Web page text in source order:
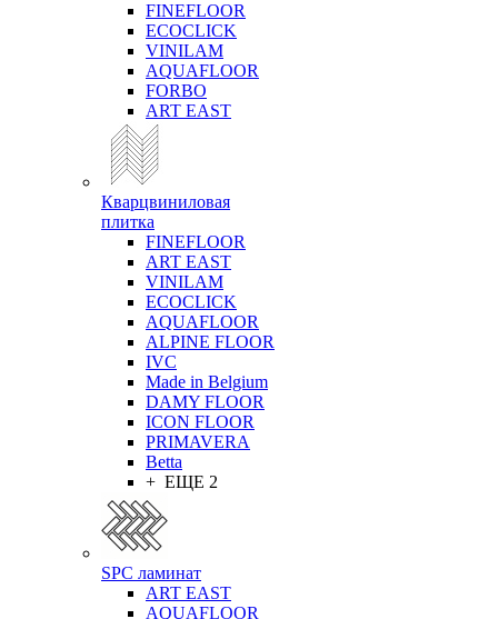
FINEFLOOR
ECOCLICK
VINILAM
AQUAFLOOR
FORBO
ART EAST
Кварцвиниловая
плитка
FINEFLOOR
ART EAST
VINILAM
ECOCLICK
AQUAFLOOR
ALPINE FLOOR
IVC
Made in Belgium
DAMY FLOOR
ICON FLOOR
PRIMAVERA
Betta
+ ЕЩЕ 2
SPC ламинат
ART EAST
AQUAFLOOR